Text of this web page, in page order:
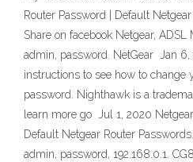
Router Password | Default
Share on facebook Netgear, ADSL
admin, password. NetGear Jan 6,
instructions to see how to change
password. Nighthawk is a
learn more go Jul 1, 2020
Default Netgear Router
admin, password, 192.168.0.1.